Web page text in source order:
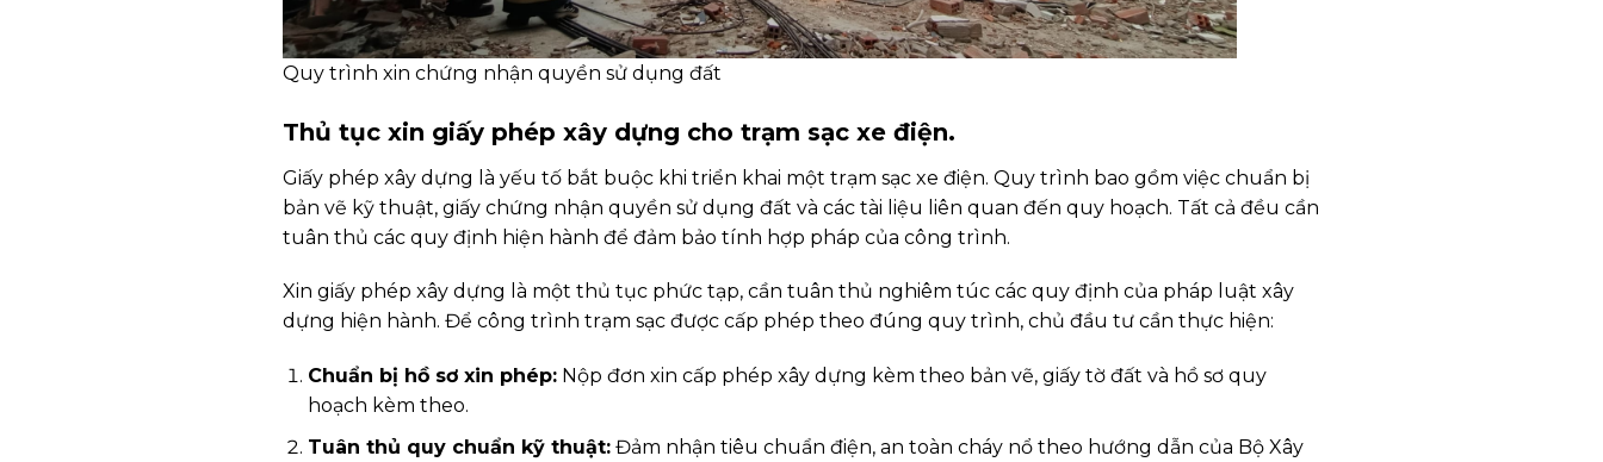
Quy trình xin chứng nhận quyền sử dụng đất
Thủ tục xin giấy phép xây dựng cho trạm sạc xe điện.
Giấy phép xây dựng là yếu tố bắt buộc khi triển khai một trạm sạc xe điện. Quy trình bao gồm việc chuẩn bị
bản vẽ kỹ thuật, giấy chứng nhận quyền sử dụng đất và các tài liệu liên quan đến quy hoạch. Tất cả đều cần
tuân thủ các quy định hiện hành để đảm bảo tính hợp pháp của công trình.
Xin giấy phép xây dựng là một thủ tục phức tạp, cần tuân thủ nghiêm túc các quy định của pháp luật xây
dựng hiện hành. Để công trình trạm sạc được cấp phép theo đúng quy trình, chủ đầu tư cần thực hiện:
Chuẩn bị hồ sơ xin phép:Nộp đơn xin cấp phép xây dựng kèm theo bản vẽ, giấy tờ đất và hồ sơ quy
hoạch kèm theo.
Tuân thủ quy chuẩn kỹ thuật:Đảm nhận tiêu chuẩn điện, an toàn cháy nổ theo hướng dẫn của Bộ Xây